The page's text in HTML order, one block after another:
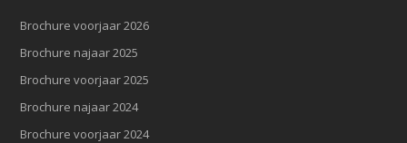
Brochure voorjaar 2026
Brochure najaar 2025
Brochure voorjaar 2025
Brochure najaar 2024
Brochure voorjaar 2024